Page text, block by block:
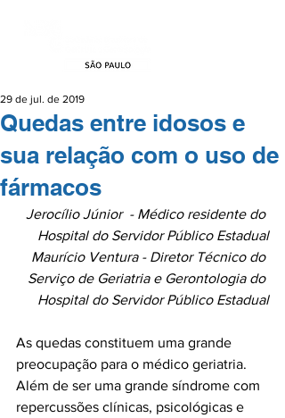
Quedas entre idosos e
sua relação com o uso de
fármacos
29 de jul. de 2019
Jerocílio Júnior  - Médico residente do
Hospital do Servidor Público Estadual
Maurício Ventura - Diretor Técnico do
Serviço de Geriatria e Gerontologia do
Hospital do Servidor Público Estadual
As quedas constituem uma grande
preocupação para o médico geriatria.
Além de ser uma grande síndrome com
repercussões clínicas, psicológicas e